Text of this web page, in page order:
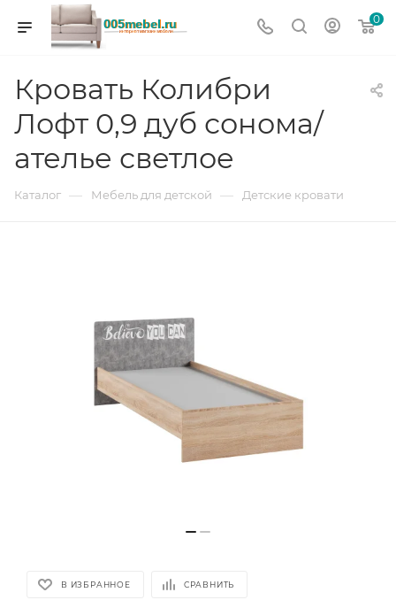
0
Кровать Колибри
Лофт 0,9 дуб сонома/
ателье светлое
Каталог — Мебель для детской — Детские кровати
В ИЗБРАННОЕ СРАВНИТЬ